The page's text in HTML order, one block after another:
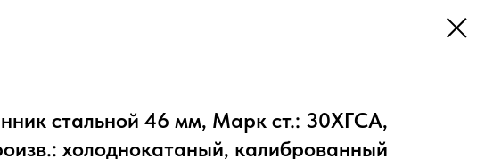
стальной 46 мм, Марк ст.: 30ХГСА,
холоднокатаный, калиброванный